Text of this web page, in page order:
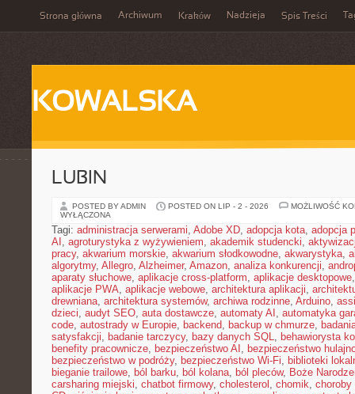
Strona główna Archiwum Kraków Nadzieja Spis Treści
KOWALSKA
LUBIN
POSTED BY ADMIN POSTED ON LIP - 2 - 2026
MOŻLIWOŚĆ
WYŁĄCZONA
Tagi: administracja serwerami, Adobe XD, adopcja kota, adopcja
AI , agroturystyka z wyżywieniem, akademik studencki,
pracy, akwarium morskie, akwarium słodkowodne, akwarystyka,
algorytmy, Allegro, Alzheimer, Amazon, analiza konkurencji,
aparaty słuchowe, aplikacje cross-platform, aplikacje desktopowe
aplikacje PWA, aplikacje webowe, architektura aplikacji,
drewniana, architektura systemów, archiwa rodzinne, Arduino,
dzieci, audyt SEO, auta dostawcze, automaty AI , automatyka
code, autostrady w Europie, backend, backup w chmurze,
satysfakcji, badanie tarczycy, bazy danych SQL, behawiorysta
benefity pracownicze, bezpieczeństwo AI , bezpieczeństwo
bezpieczeństwo w podróży, bezpieczeństwo Wi-Fi, biblioteki
bieganie trailowe, ból barku, ból kolana, ból pleców, Boże
carsharing miejski, chatbot firmowy, cholesterol , chomik, choroby